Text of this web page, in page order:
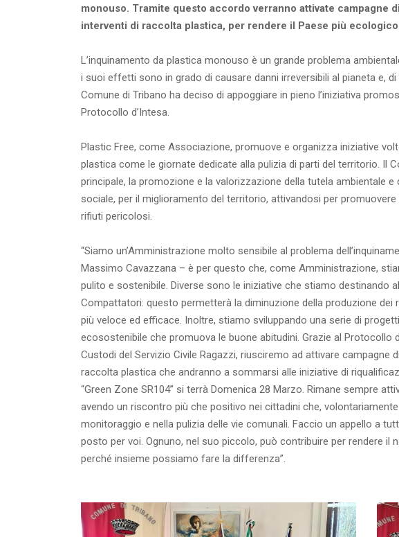
monouso. Tramite questo accordo verranno attivate campagne
interventi di raccolta plastica, per rendere il Paese più
L’inquinamento da plastica monouso è un grande problema
i suoi effetti sono in grado di causare danni irreversibili al pianeta e,
Comune di Tribano ha deciso di appoggiare in pieno l’iniziativa
Protocollo d’Intesa.
Plastic Free, come Associazione, promuove e organizza iniziative
plastica come le giornate dedicate alla pulizia di parti del territorio. Il
principale, la promozione e la valorizzazione della tutela ambientale
sociale, per il miglioramento del territorio, attivandosi per
rifiuti pericolosi.
“Siamo un’Amministrazione molto sensibile al problema
Massimo Cavazzana – è per questo che, come Amministrazione,
pulito e sostenibile. Diverse sono le iniziative che stiamo destinando
Compattatori: questo permetterà la diminuzione della produzione
più veloce ed efficace. Inoltre, stiamo sviluppando una serie di
ecosostenibile che promuova le buone abitudini. Grazie al Protocollo
Custodi del Servizio Civile Ragazzi, riusciremo ad attivare campagne
raccolta plastica che andranno a sommarsi alle iniziative di
“Green Zone SR104” si terrà Domenica 28 Marzo. Rimane sempre
avendo un riscontro più che positivo nei cittadini che,
monitoraggio e nella pulizia delle vie comunali. Faccio un appello a
posto per voi. Ognuno, nel suo piccolo, può contribuire per rendere il
perché insieme possiamo fare la differenza”.